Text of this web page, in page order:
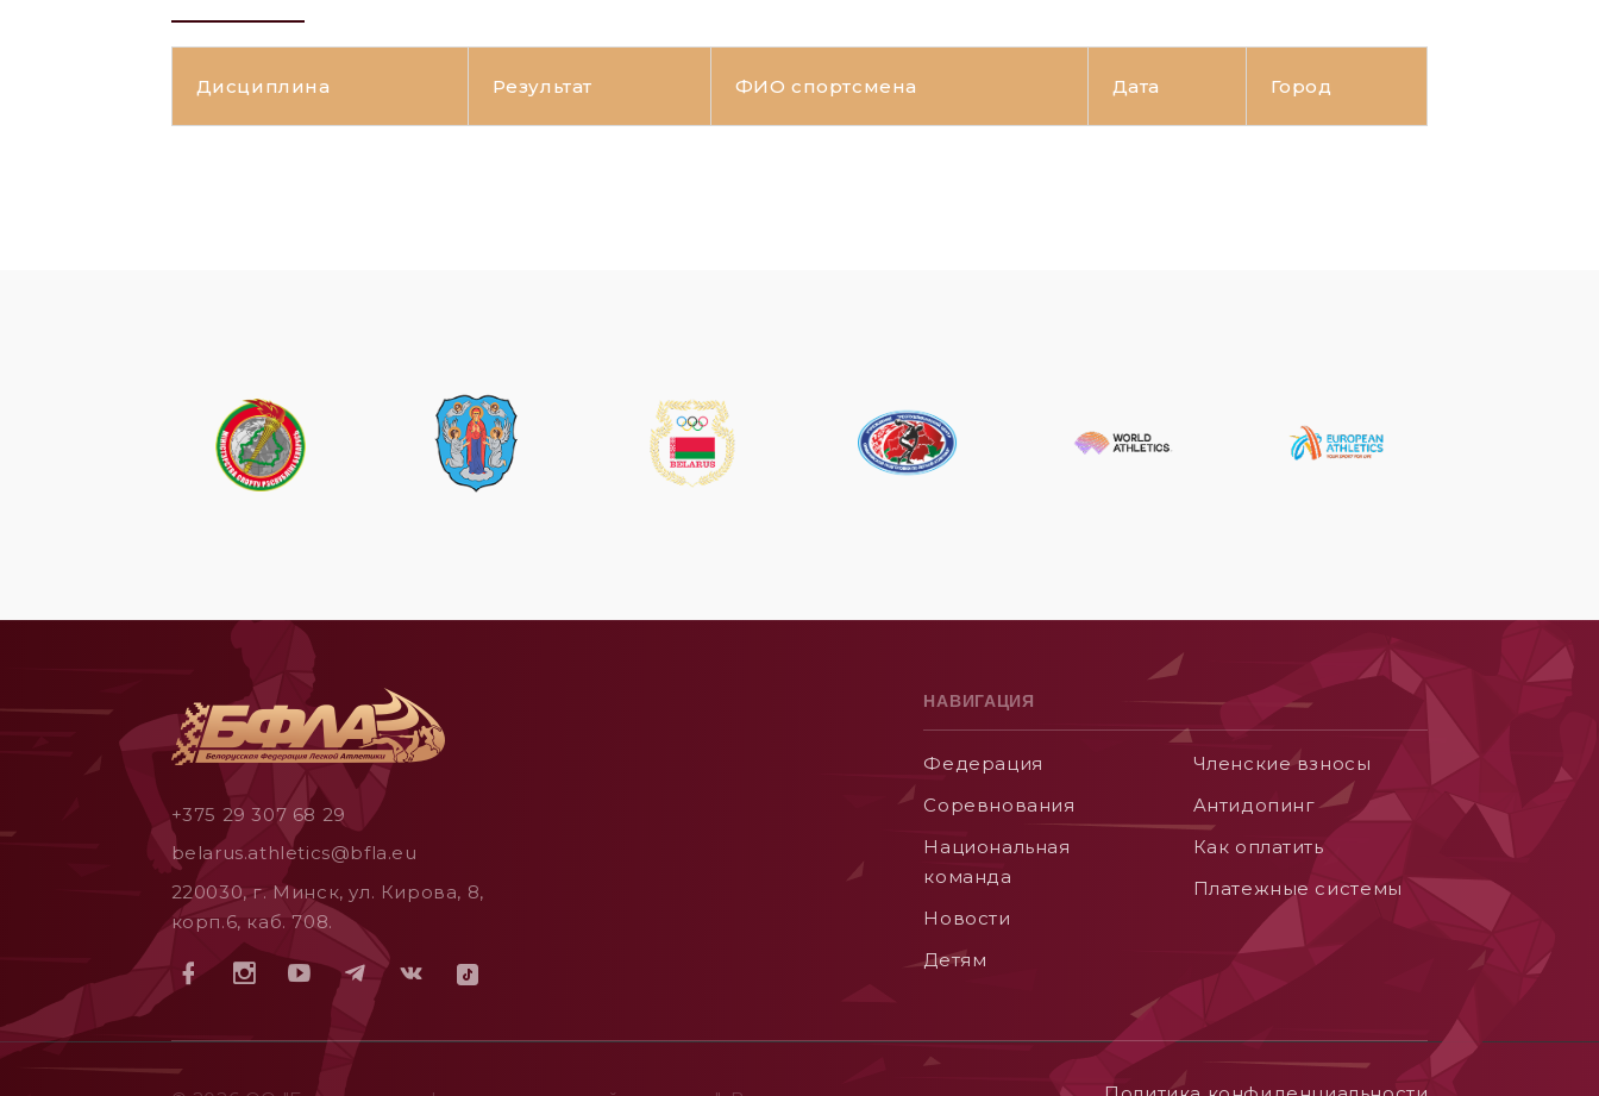
Дисциплина Результат ФИО спортсмена Дата Город
+375 29 307 68 29
belarus.athletics@bfla.eu
220030, г. Минск, ул. Кирова, 8,
корп.6, каб. 708.
НАВИГАЦИЯ
Федерация
Соревнования
Национальная
команда
Новости
Детям
Членские взносы
Aнтидопинг
Как оплатить
Платежные системы